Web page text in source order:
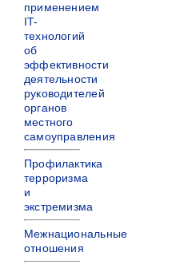
применением
IT-
технологий
об
эффективности
деятельности
руководителей
органов
местного
самоуправления
Профилактика
терроризма
и
экстремизма
Межнациональные
отношения